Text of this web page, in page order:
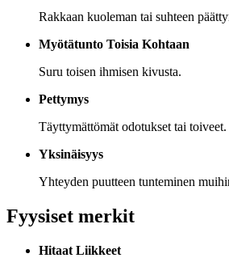
Rakkaan kuoleman tai suhteen
Myötätunto Toisia Kohtaan
Suru toisen ihmisen kivusta.
Pettymys
Täyttymättömät odotukset tai toiveet.
Yksinäisyys
Yhteyden puutteen tunteminen
Fyysiset merkit
Hitaat Liikkeet